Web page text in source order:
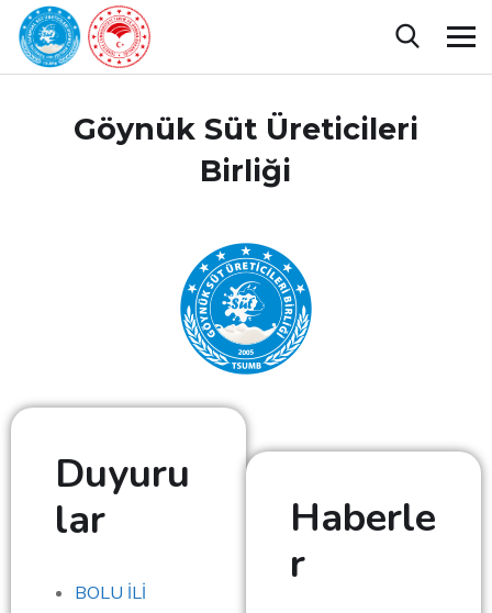
Göynük Süt Üreticileri
Birliği
Duyuru
lar
BOLU İLİ
Haberle
r